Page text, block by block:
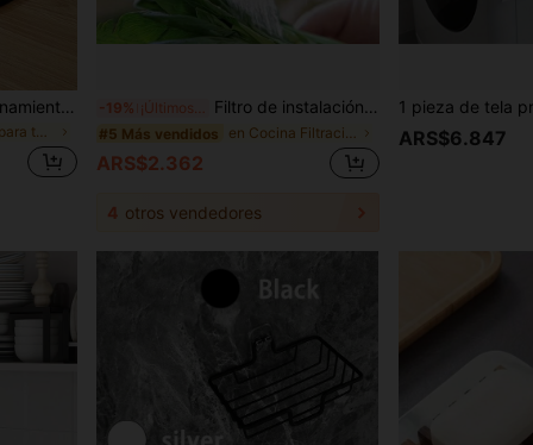
1 pieza Estante de almacenamiento plegable para la cocina: Soporte para cucharas/espátulas, Estante para tapas de ollas y Organizador de utensilios - Ahorra espacio, mantiene la cocina ordenada
en Rejillas para tapas de ollas
-19% ¡Últimos 3 días Filtro de instalación para grifos, purificador de filtro de agua de grifo, filtro de grifo de cocina, eliminación de carbón activado de cloro, flúor, metales pesados, filtro de agua, filtro de agua adecuado para cocinas y baños del hogar
#5 Más vendidos en Cocina Filtración y suavizadores de agua
ARS$2.362
4 otros vendedores
ARS$6.847